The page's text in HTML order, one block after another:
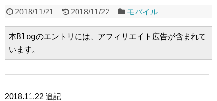
2018/11/21 2018/11/22 モバイル
本Blogのエントリには、アフィリエイト広告が含まれて
います。
2018.11.22 追記